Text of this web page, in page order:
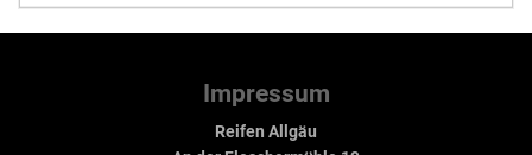
Impressum
Reifen Allgäu